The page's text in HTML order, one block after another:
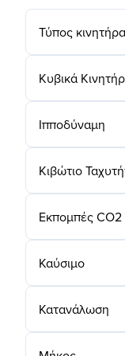
Τύπος κινητήρα
Κυβικά
Ιπποδύναμη
Κιβώτιο
Εκπομπές CO2
Καύσιμο
Κατανάλωση